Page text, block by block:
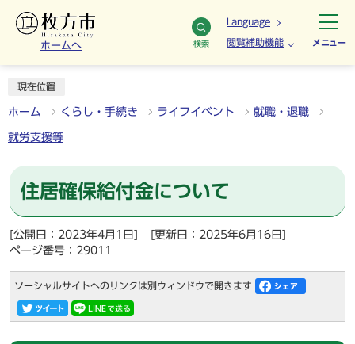
ホームへ 検索
Language
閲覧補助機能 メニュー
現在位置
ホーム くらし・手続き ライフイベント 就職・退職
就労支援等
住居確保給付金について
[公開日：2023年4月1日]
[更新日：2025年6月16日]
ページ番号：29011
ソーシャルサイトへのリンクは別ウィンドウで開きます